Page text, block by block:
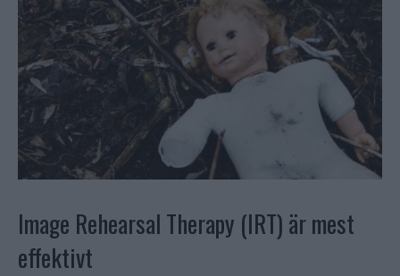
Image Rehearsal Therapy (IRT) är mest
effektivt